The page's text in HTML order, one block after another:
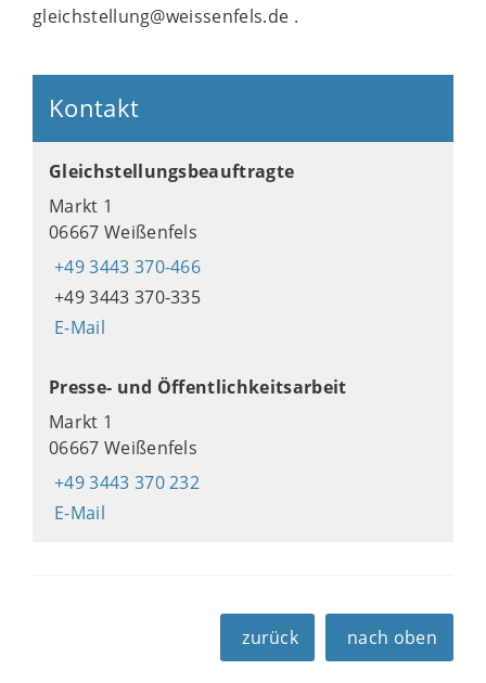
gleichstellung@weissenfels.de .
Kontakt
Gleichstellungsbeauftragte
Markt 1
06667 Weißenfels
+49 3443 370-466
+49 3443 370-335
E-Mail
Presse- und Öffentlichkeitsarbeit
Markt 1
06667 Weißenfels
+49 3443 370 232
E-Mail
zurück nach oben